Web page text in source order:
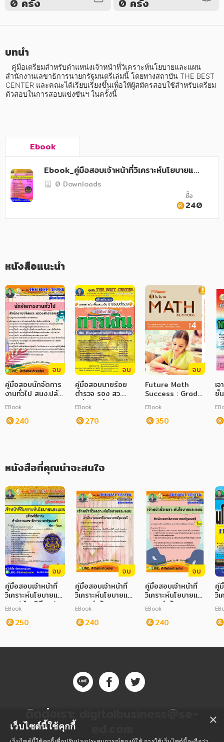
หมวดหมู่หนังสือ
อาหาร สุขภาพ การแพทย์
ศิลปะ บันเทิง กีฬา ท่องเที่ยว
กฎหมาย สัญญา ภาษี
การเงิน การลงทุน บริหาร
นิตยสาร หนังสือพิมพ์
การเรียน การศึกษา
เทคโนโลยี การสื่อสาร วิทยาศาสตร์
ภาษาศาสตร์
หนังสือเด็ก
การพัฒนาตนเอง
ความรู้ทั่วไป
การ์ตูนความรู้ การ์ตูน
การ์ตูนมังงะ (Manga)
0 ครั้ง 0 ครั้ง
บทนำ
สำนักงานเลขาธิการนายกรัฐมนตรีเล่มนี้ โดยทางสถาบัน THE BEST
CENTER และคณะได้เรียบเรียงขึ้นเพื่อให้ผู้สมัครสอบใช้สำหรับเตรียม
ตัวสอบในการสอบแข่งขันฯ ในครั้งนี้
Ebook
Ebook_คู่มือสอบเจ้าหน้าที่วิเคราะห์นโยบายและ
แผน สำนักงานเลขาธิการนายกรัฐมนตรี
0 Downloads
ซื้อ
240
หนังสือแนะนำ
จบ
คู่มือสอบนักจัดการ
งานทั่วไป สนง.ปลัด
กระทรวง
สาธารณสุข
EBook
240
จบ
คู่มือสอบนายร้อย
ตำรวจ รอง สว.
กลุ่มงานอำนวยการ
และสนับสนุน
(ปฏิบัติหน้าที่ด้าน
EBook
270
จบ
Future Math
Success : Grade
4 +เฉลย
EBook
350
เ
ชั้
ส
หนังสือที่คุณน่าจะสนใจ
จบ
คู่มือสอบเจ้าหน้าที่
วิเคราะห์นโยบายและ
แผน(ด้านพิธีการ)
สำนักงานเลขาธิการ
นายกรัฐมนตรี
EBook
250
จบ
คู่มือสอบเจ้าหน้าที่
วิเคราะห์นโยบายและ
แผน สำนักงาน
เลขาธิการนายก
รัฐมนตรี ปี 2563
EBook
240
จบ
คู่มือสอบเจ้าหน้าที่
วิเคราะห์นโยบายและ
แผน สำนักงาน
เลขาธิการนายก
รัฐมนตรี
EBook
240
คู่
วิ
แ
ติดต่อเรา: digitalbusiness@se- ×
เว็บไซต์นี้ใช้คุกกี้